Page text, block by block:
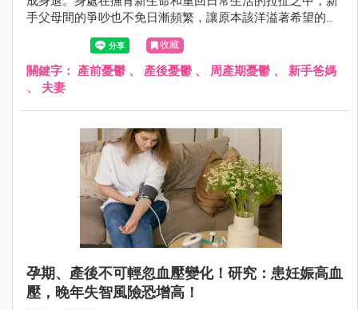
手父母間的爭吵也不免日漸頻繁，讓原本該洋溢著希望的新
篇章，抹上了一層揮之不去的陰霾……
收藏
關鍵字： 產前憂鬱 、 產後憂鬱 、 周產期憂鬱 、 新手爸媽
、 夫妻
孕期、產後不可輕忽血壓變化！研究：患妊娠高血
壓，晚年失智風險恐增高！